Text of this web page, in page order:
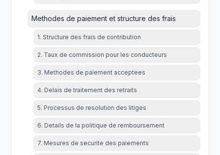
Methodes de paiement et structure des frais
1. Structure des frais de contribution
2. Taux de commission pour les conducteurs
3. Methodes de paiement acceptees
4. Delais de traitement des retraits
5. Processus de resolution des litiges
6. Details de la politique de remboursement
7. Mesures de securite des paiements